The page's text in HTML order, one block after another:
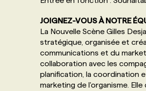
JOIGNEZ-VOUS À NOTRE
La Nouvelle Scène Gilles
stratégique, organisée et
communications et du
collaboration avec les
planification, la coordination
marketing de l'organisme.